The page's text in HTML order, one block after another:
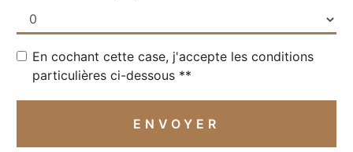
En cochant cette case, j'accepte les conditions
particulières ci-dessous **
ENVOYER